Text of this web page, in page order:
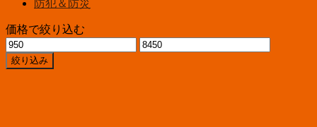
防犯＆防災
価格で絞り込む
最
低
価
最
絞り込み